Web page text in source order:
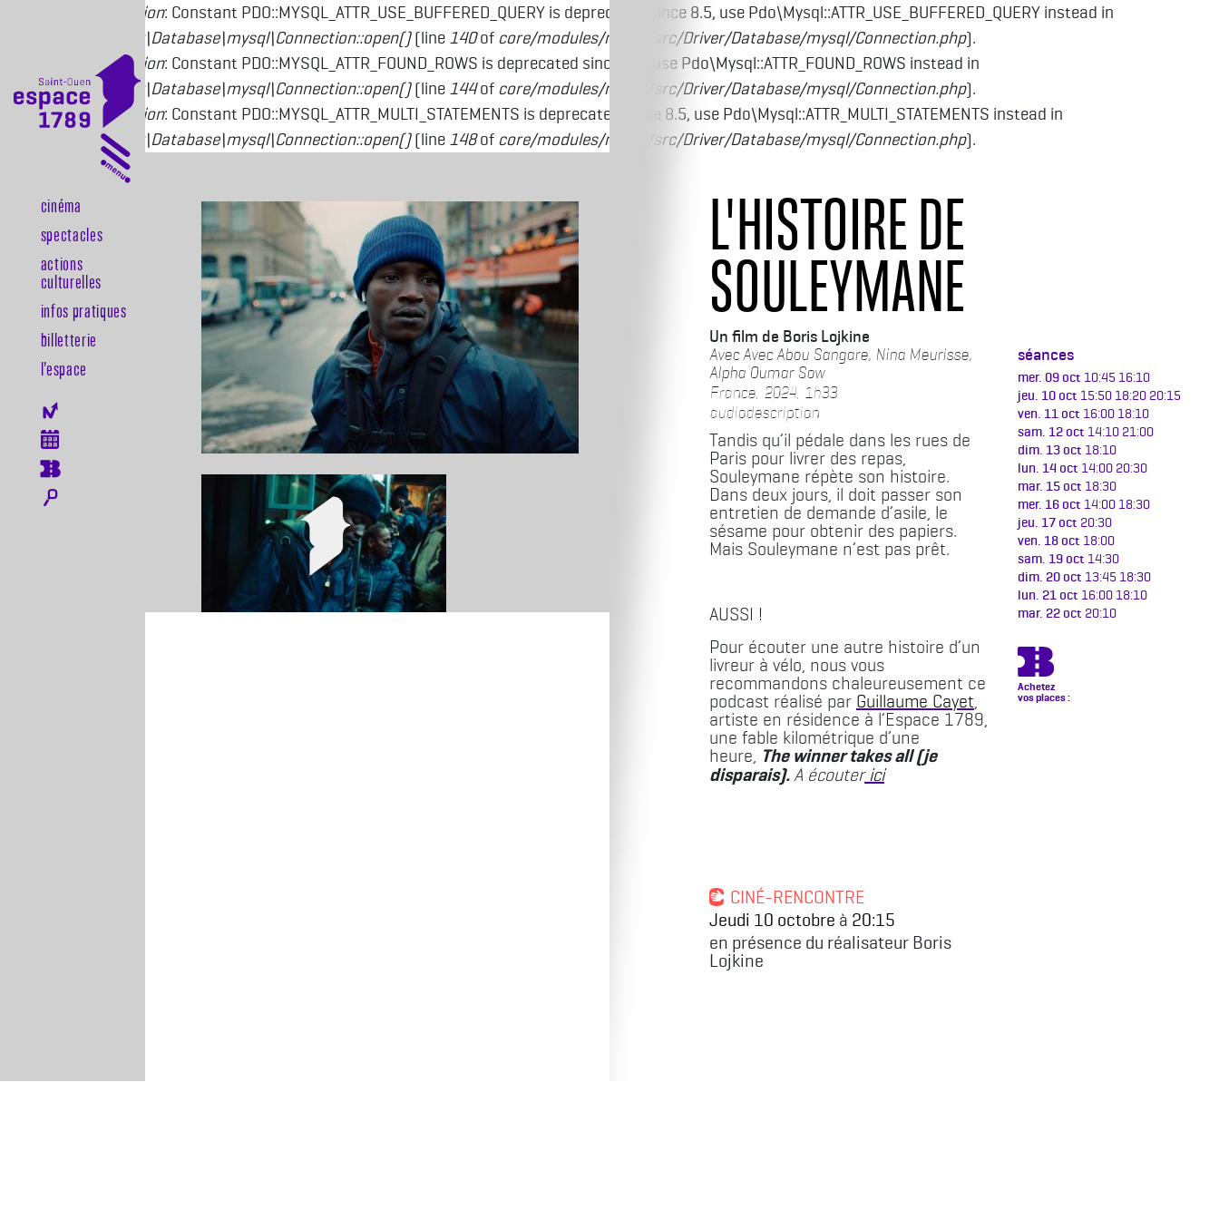
Deprecated function: Constant PDO::MYSQL_ATTR_USE_BUFFERED_QUERY is deprecated since 8.5, use Pdo\Mysql::ATTR_USE_BUFFERED_QUERY instead in
Drupal\mysql\Driver\Database\mysql\Connection::open()(line 140of core/modules/mysql/src/Driver/Database/mysql/Connection.php).
Deprecated function: Constant PDO::MYSQL_ATTR_FOUND_ROWS is deprecated since 8.5, use Pdo\Mysql::ATTR_FOUND_ROWS instead in
Drupal\mysql\Driver\Database\mysql\Connection::open()(line 144of core/modules/mysql/src/Driver/Database/mysql/Connection.php).
Deprecated function: Constant PDO::MYSQL_ATTR_MULTI_STATEMENTS is deprecated since 8.5, use Pdo\Mysql::ATTR_MULTI_STATEMENTS instead in
Drupal\mysql\Driver\Database\mysql\Connection::open()(line 148of core/modules/mysql/src/Driver/Database/mysql/Connection.php).
Aller au contenu principal
Navigation principale
Cinéma
Spectacles
Actions
culturelles
Infos pratiques
Billetterie
l’espace
Menu icones
L'HISTOIRE DE
SOULEYMANE
Boris Lojkine
Avec Abou Sangare, Nina Meurisse,
Alpha Oumar Sow
France, 2024, 1h33
audiodescription
Tandis qu’il pédale dans les rues de
Paris pour livrer des repas,
Souleymane répète son histoire.
Dans deux jours, il doit passer son
entretien de demande d’asile, le
sésame pour obtenir des papiers.
Mais Souleymane n’est pas prêt.
AUSSI !
Pour écouter une autre histoire d’un
livreur à vélo, nous vous
recommandons chaleureusement ce
podcast réalisé par Guillaume Cayet,
artiste en résidence à l’Espace 1789,
une fable kilométrique d’une
heure, The winner takes all (je
disparais).A écouterici
CINÉ-RENCONTRE
Jeudi 10 octobre à 20:15
en présence du réalisateur Boris
Lojkine
séances
mer. 09 oct 10:45 16:10
jeu. 10 oct 15:50 18:20 20:15
ven. 11 oct 16:00 18:10
sam. 12 oct 14:10 21:00
dim. 13 oct 18:10
lun. 14 oct 14:00 20:30
mar. 15 oct 18:30
mer. 16 oct 14:00 18:30
jeu. 17 oct 20:30
ven. 18 oct 18:00
sam. 19 oct 14:30
dim. 20 oct 13:45 18:30
lun. 21 oct 16:00 18:10
mar. 22 oct 20:10